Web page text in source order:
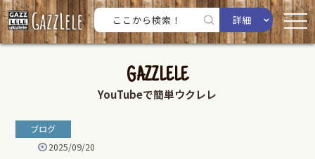
詳細
GAZZLELE
YouTubeで簡単ウクレレ
ブログ
2025/09/20